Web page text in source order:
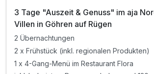
3 Tage "Auszeit & Genuss" im aja
Villen in Göhren auf Rügen
2 Übernachtungen
2 x Frühstück (inkl. regionalen Produkten)
1 x 4-Gang-Menü im Restaurant Flora